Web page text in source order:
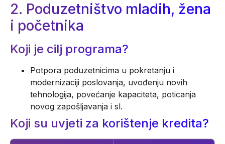
2. Poduzetništvo mladih, žena
i početnika
Koji je cilj programa?
Potpora poduzetnicima u pokretanju i
modernizaciji poslovanja, uvođenju novih
tehnologija, povećanje kapaciteta, poticanja
novog zapošljavanja i sl.
Koji su uvjeti za korištenje kredita?